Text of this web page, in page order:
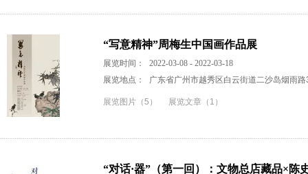
“写意精神”周梅生中国画作品展
展览时间：
2022-03-08 - 2022-03-18
展览地点：
广东省广州市越秀区白云街道二沙岛烟雨
展览图片（5） 展览文章（1）
“对话·器”（第一回）：文物总店藏品×陈